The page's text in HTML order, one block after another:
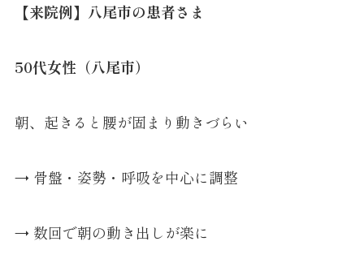
【来院例】八尾市の患者さま
50代女性（八尾市）
朝、起きると腰が固まり動きづらい
→ 骨盤・姿勢・呼吸を中心に調整
→ 数回で朝の動き出しが楽に